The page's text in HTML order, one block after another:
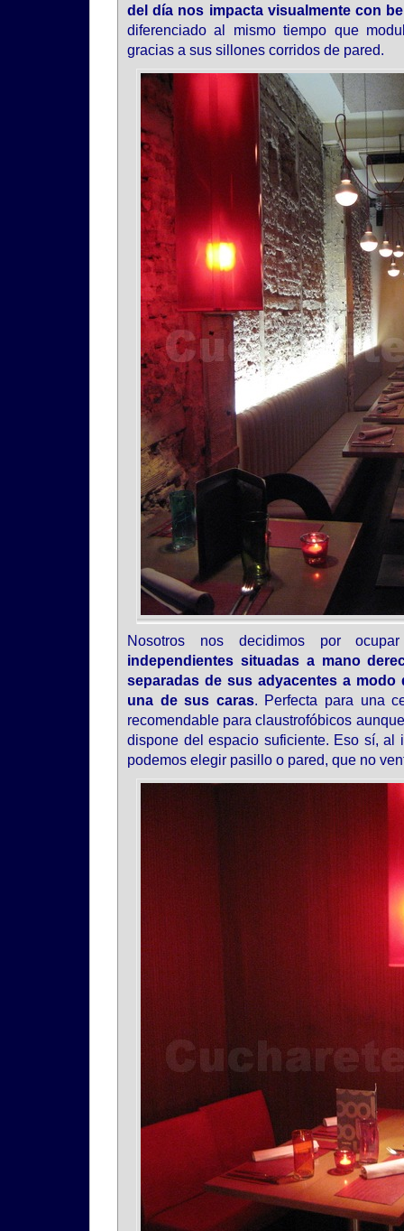
del día nos impacta visualmente con
diferenciado al mismo tiempo que
gracias a sus sillones corridos de pared.
Nosotros nos decidimos por
independientes situadas a mano
separadas de sus adyacentes a
una de sus caras. Perfecta para una
recomendable para claustrofóbicos
dispone del espacio suficiente. Eso sí, al
podemos elegir pasillo o pared, que no